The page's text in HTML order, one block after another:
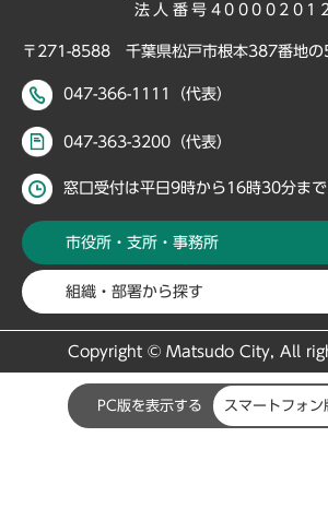
法人番号
〒271-8588 千葉県松戸市根本387番地の
047-366-1111（代表）
047-363-3200（代表）
窓口受付は平日9時から16時30分まで
市役所・支所・事務所
組織・部署から探す
Copyright © Matsudo City, All
PC版を表示する スマートフォン